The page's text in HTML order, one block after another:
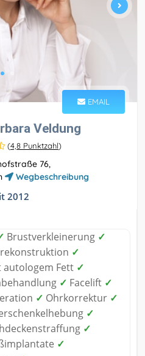
EMAIL
Veldung
(4,8 Punktzahl)
76,
Wegbeschreibung
2012
Brustverkleinerung ✓
✓
Fett ✓
✓ Facelift ✓
✓ Ohrkorrektur ✓
✓
✓
✓